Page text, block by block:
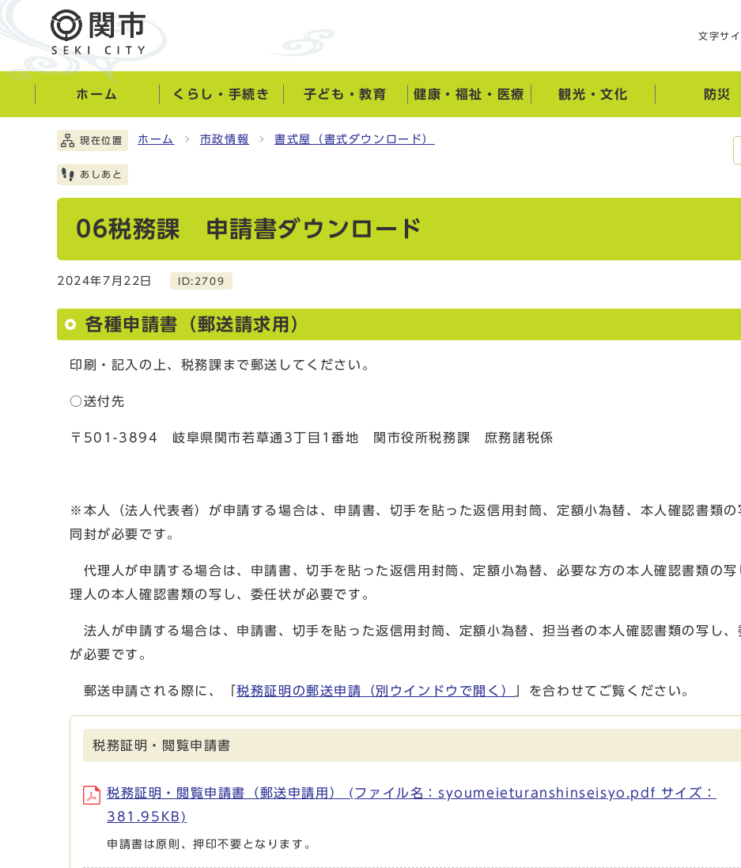
文字サ
ホーム くらし・手続き 子ども・教育 健康・福祉・医療 観光・文化 防災
現在位置 ホーム 市政情報 書式屋（書式ダウンロード）
あしあと
06税務課 申請書ダウンロード
2024年7月22日 ID:2709
各種申請書（郵送請求用）
印刷・記入の上、税務課まで郵送してください。
○送付先
〒501-3894 岐阜県関市若草通3丁目1番地 関市役所税務課 庶務諸税係
※本人（法人代表者）が申請する場合は、申請書、切手を貼った返信用封筒、定額小為替、本人確認書類の
同封が必要です。
代理人が申請する場合は、申請書、切手を貼った返信用封筒、定額小為替、必要な方の本人確認書類の写
理人の本人確認書類の写し、委任状が必要です。
法人が申請する場合は、申請書、切手を貼った返信用封筒、定額小為替、担当者の本人確認書類の写し、
が必要です。
郵送申請される際に、「税務証明の郵送申請 （別ウインドウで開く） 」を合わせてご覧ください。
税務証明・閲覧申請書
税務証明・閲覧申請書（郵送申請用） (ファイル名：syoumeieturanshinseisyo.pdf サイズ：
381.95KB)
申請書は原則、押印不要となります。